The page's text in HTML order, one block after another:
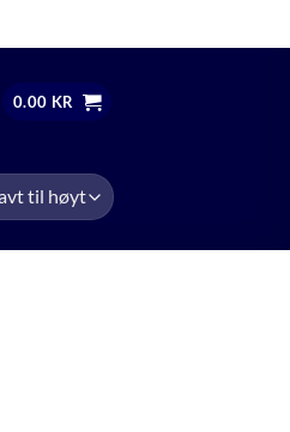
0.00 KR